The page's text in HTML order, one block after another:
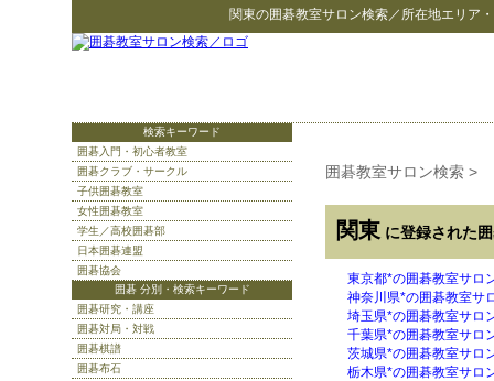
関東の囲碁教室サロン検索／所在地エリア
囲碁教室サロン検索 >
関東 に登録された
東京都*の囲碁教室サロ
神奈川県*の囲碁教室サ
埼玉県*の囲碁教室サロ
千葉県*の囲碁教室サロ
茨城県*の囲碁教室サロ
栃木県*の囲碁教室サロ
検索キーワード
囲碁入門・初心者教室
囲碁クラブ・サークル
子供囲碁教室
女性囲碁教室
学生／高校囲碁部
日本囲碁連盟
囲碁協会
囲碁 分別・検索キーワード
囲碁研究・講座
囲碁対局・対戦
囲碁棋譜
囲碁布石